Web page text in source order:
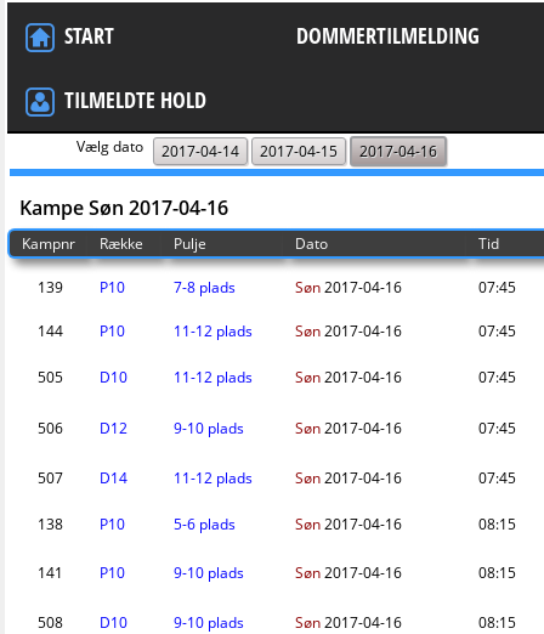
START DOMMERTILMELDING
TILMELDTE HOLD
Vælg dato 2017-04-14 2017-04-15 2017-04-16
Kampe Søn 2017-04-16
Kampnr Række Pulje Dato Tid
139 P10 7-8 plads Søn2017-04-16 07:45
144 P10 11-12 plads Søn2017-04-16 07:45
505 D10 11-12 plads Søn2017-04-16 07:45
506 D12 9-10 plads Søn2017-04-16 07:45
507 D14 11-12 plads Søn2017-04-16 07:45
138 P10 5-6 plads Søn2017-04-16 08:15
141 P10 9-10 plads Søn2017-04-16 08:15
508 D10 9-10 plads Søn2017-04-16 08:15